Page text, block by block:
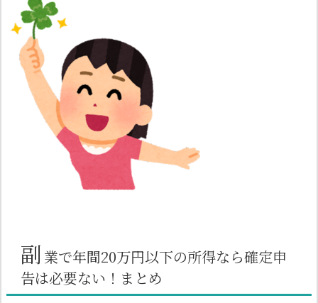
副 業で年間20万円以下の所得なら確定申
告は必要ない！まとめ